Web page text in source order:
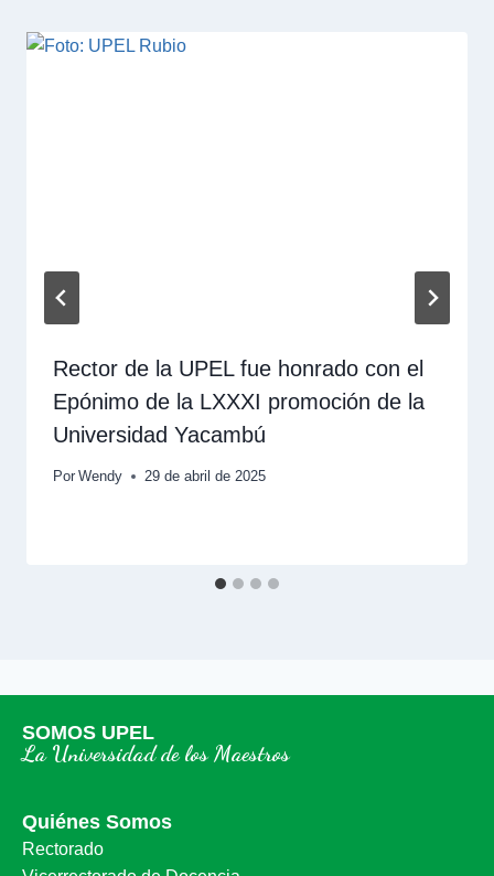
Rector de la UPEL fue honrado con el
Epónimo de la LXXXI promoción de la
Universidad Yacambú
Por Wendy 29 de abril de 2025
SOMOS UPEL
La Universidad de los Maestros
Quiénes Somos
Rectorado